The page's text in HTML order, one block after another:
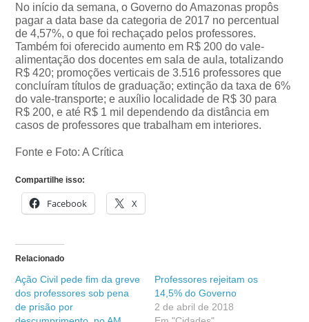
No início da semana, o Governo do Amazonas propôs
pagar a data base da categoria de 2017 no percentual
de 4,57%, o que foi rechaçado pelos professores.
Também foi oferecido aumento em R$ 200 do vale-
alimentação dos docentes em sala de aula, totalizando
R$ 420; promoções verticais de 3.516 professores que
concluíram títulos de graduação; extinção da taxa de 6%
do vale-transporte; e auxílio localidade de R$ 30 para
R$ 200, e até R$ 1 mil dependendo da distância em
casos de professores que trabalham em interiores.
Fonte e Foto: A Crítica
Compartilhe isso:
Facebook X
Relacionado
Ação Civil pede fim da greve
dos professores sob pena
de prisão por
Professores rejeitam os
14,5% do Governo
2 de abril de 2018